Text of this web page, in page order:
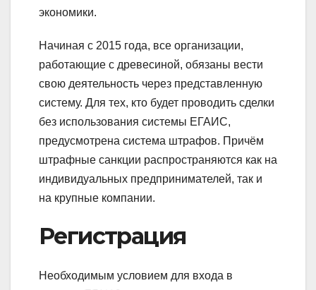
экономики.
Начиная с 2015 года, все организации,
работающие с древесиной, обязаны вести
свою деятельность через представленную
систему. Для тех, кто будет проводить сделки
без использования системы ЕГАИС,
предусмотрена система штрафов. Причём
штрафные санкции распространяются как на
индивидуальных предпринимателей, так и
на крупные компании.
Регистрация
Необходимым условием для входа в